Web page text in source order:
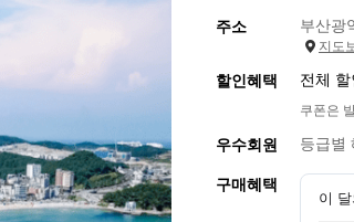
주소
부산광
지도
할인혜택 전체
쿠폰은
우수회원 등급별
구매혜택
이